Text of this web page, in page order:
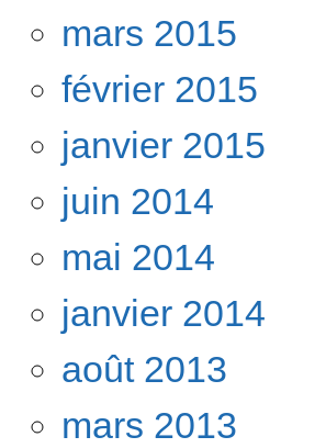
mars 2015
février 2015
janvier 2015
juin 2014
mai 2014
janvier 2014
août 2013
mars 2013